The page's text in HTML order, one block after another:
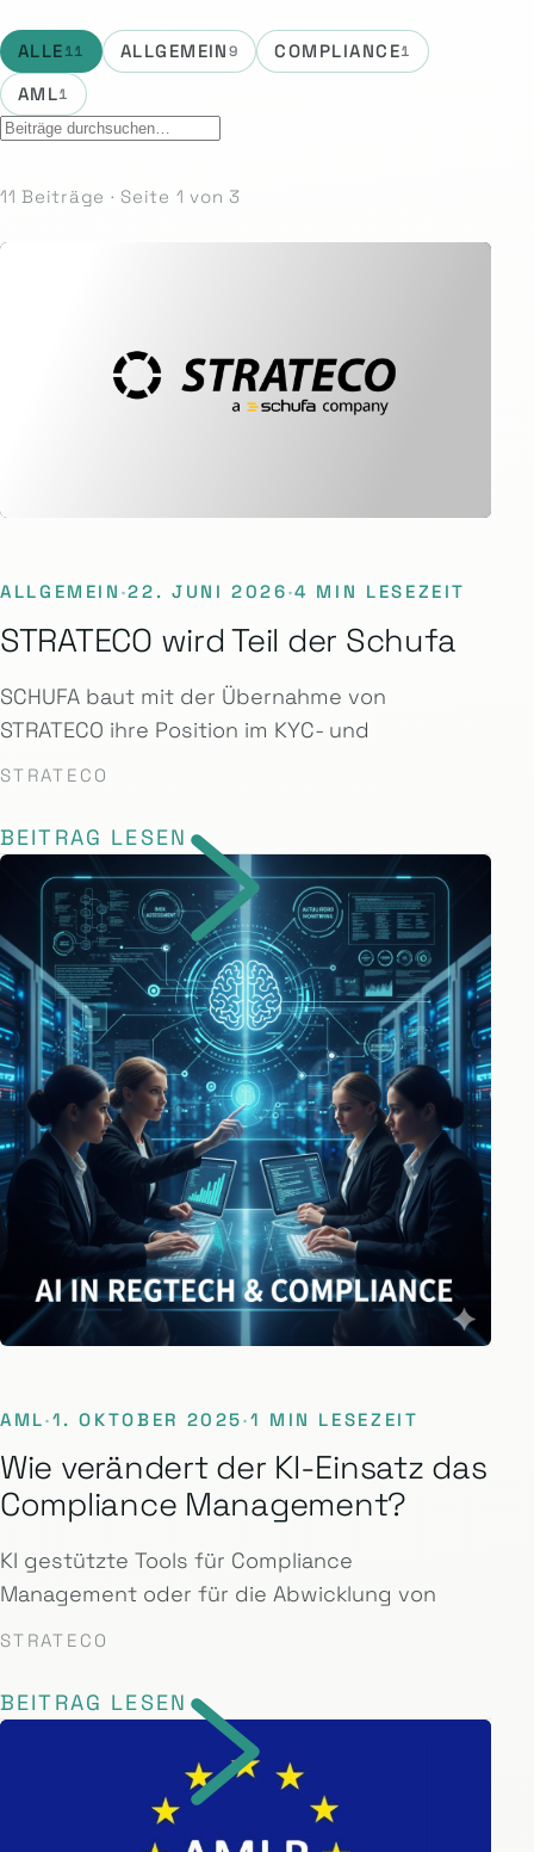
ALLE11 ALLGEMEIN9 COMPLIANCE1
AML1
11 Beiträge · Seite 1 von 3
ALLGEMEIN ·22. JUNI 2026·4 MIN LESEZEIT
STRATECO wird Teil der Schufa
SCHUFA baut mit der Übernahme von
STRATECO ihre Position im KYC- und
STRATECO
BEITRAG LESEN
AML·1. OKTOBER 2025·1 MIN LESEZEIT
Wie verändert der KI-Einsatz das
Compliance Management?
KI gestützte Tools für Compliance
Management oder für die Abwicklung von
STRATECO
BEITRAG LESEN